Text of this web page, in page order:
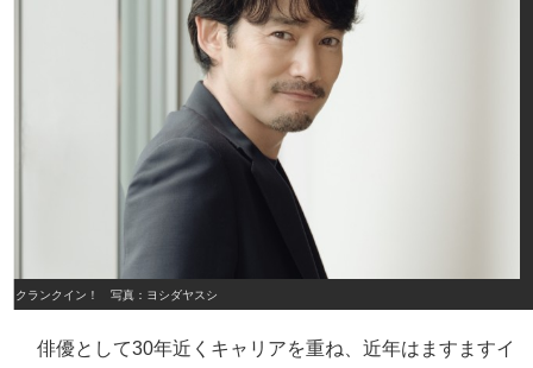
クランクイン！ 写真：ヨシダヤスシ
俳優として30年近くキャリアを重ね、近年はますますイ